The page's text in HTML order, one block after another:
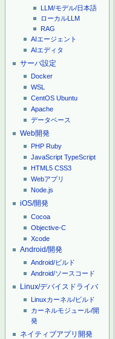
LLM/モデル/日本語
ローカルLLM
RAG
AIエージェント
AIエディタ
サーバ設定
Docker
WSL
CentOS Ubuntu
Apache
データベース
Web開発
PHP Ruby
JavaScript TypeScript
HTML5 CSS3
Webアプリ
Node.js
iOS/開発
Cocoa
Objective-C
Xcode
Android/開発
Android/ビルド
Android/ソースコード
Linux/デバイスドライバ
Linuxカーネル/ビルド
カーネルモジュール/開
発
ネイティブアプリ開発